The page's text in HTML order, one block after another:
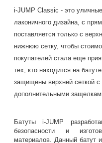
i-JUMP Classic - это
лаконичного дизайна, с
поставляется только с
нижнюю сетку, чтобы
покупателей стала еще
тех, кто находится на
защищены верхней сеткой
дополнительными
Батуты i-JUMP
безопасности и
материалов. Данный батут